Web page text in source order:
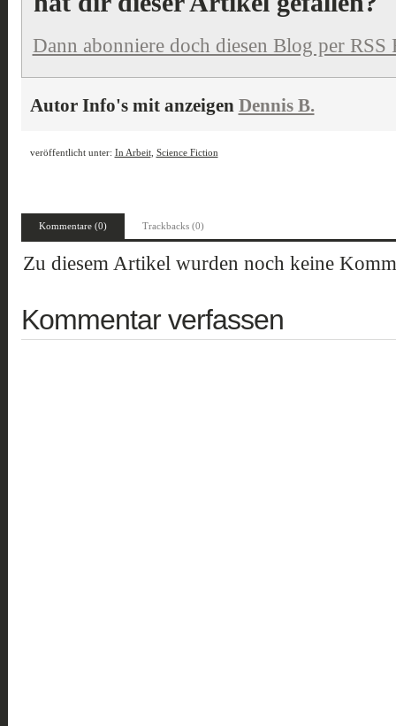
Dann abonniere doch diesen Blog per RSS
Autor Info's mit anzeigen Dennis B.
veröffentlicht unter: In Arbeit, Science Fiction
Kommentare (0) Trackbacks (0)
Zu diesem Artikel wurden noch keine
Kommentar verfassen